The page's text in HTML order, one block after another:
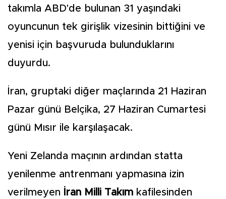
takımla ABD'de bulunan 31 yaşındaki
oyuncunun tek girişlik vizesinin bittiğini ve
yenisi için başvuruda bulunduklarını
duyurdu.
İran, gruptaki diğer maçlarında 21 Haziran
Pazar günü Belçika, 27 Haziran Cumartesi
günü Mısır ile karşılaşacak.
Yeni Zelanda maçının ardından statta
yenilenme antrenmanı yapmasına izin
verilmeyen
İran Milli Takım kafilesinden